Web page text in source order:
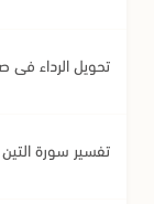
تحويل الرداء في
تفسير سورة التين